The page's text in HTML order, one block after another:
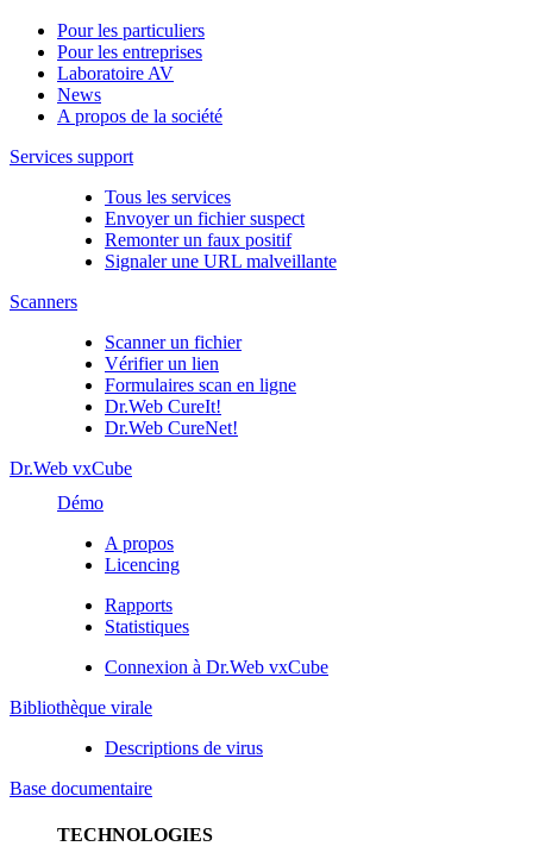
Pour les particuliers
Pour les entreprises
Laboratoire AV
News
A propos de la société
Services support
Tous les services
Envoyer un fichier suspect
Remonter un faux positif
Signaler une URL malveillante
Scanners
Scanner un fichier
Vérifier un lien
Formulaires scan en ligne
Dr.Web CureIt!
Dr.Web CureNet!
Dr.Web vxCube
Démo
A propos
Licencing
Rapports
Statistiques
Connexion à Dr.Web vxCube
Bibliothèque virale
Descriptions de virus
Base documentaire
TECHNOLOGIES